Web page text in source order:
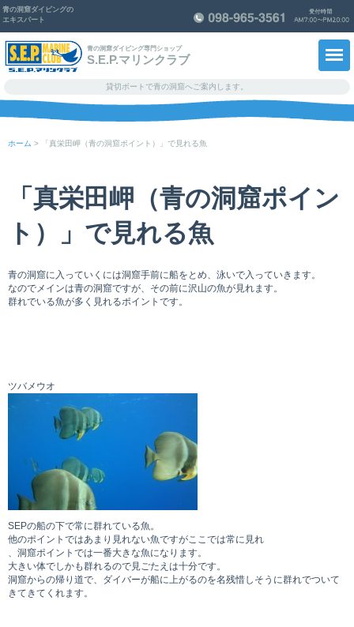
青の洞窟ダイビングの
エキスパート
青の洞窟ダイビング専門ショップ
S.E.P.マリンクラブ
貸切ボートで青の洞窟へご案内します。
ショップ紹介
スタッフ紹介
知っ得！情報
ホーム > 「真栄田岬（青の洞窟ポイント）」で見れる魚
「真栄田岬（青の洞窟ポイン
ト）」で見れる魚
青の洞窟に入っていくには洞窟手前に船をとめ、泳いで入っていきます。
なのでメインは青の洞窟ですが、その前に沢山の魚が見れます。
群れでいる魚が多く見れるポイントです。
ツバメウオ
SEPの船の下で常に群れている魚。
他のポイントではあまり見れない魚ですがここでは常に見れ
、洞窟ポイントでは一番大きな魚になります。
大きい体でしかも群れるので見ごたえは十分です。
洞窟からの帰り道で、ダイバーが船に上がるのを名残惜しそうに群れでついて
きてきてくれます。